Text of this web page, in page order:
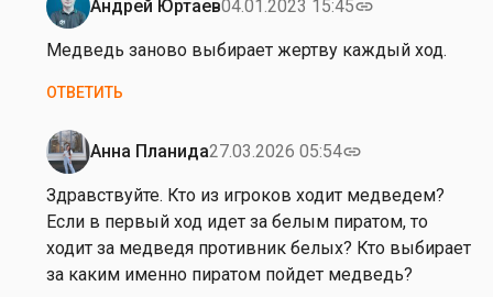
Андрей Юртаев04.01.2023 15:45link
Ответ
на
К
н
т
а
н
т
Медведь заново выбирает жертву каждый ход.
ОТВЕТИТЬ
Анна Планида27.03.2026 05:54link
Ответ
на
от
Андрей
Юртаев
Здравствуйте. Кто из игроков ходит медведем?
Если в первый ход идет за белым пиратом, то
ходит за медведя противник белых? Кто выбирает
за каким именно пиратом пойдет медведь?